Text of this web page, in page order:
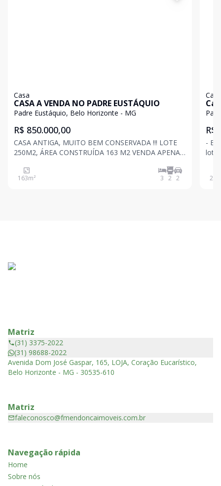
Casa
CASA A VENDA NO PADRE EUSTÁQUIO
Padre Eustáquio, Belo Horizonte - MG
R$ 850.000,00
CASA ANTIGA, MUITO BEM CONSERVADA !!! LOTE
250M2, ÁREA CONSTRUÍDA 163 M2 VENDA APENAS
LOCALIZAÇÃO DO BAIRRO PADRE EUSTÁQUIO! 2
VAGAS DE GARAGEM, POSSIBILIDADE DE FAZER
163m² 3 2 2
Casa
R$
-
lote
252
Matriz
(31) 3375-2022
(31) 98688-2022
Avenida Dom José Gaspar, 165, LOJA, Coração Eucarístico,
Belo Horizonte - MG - 30535-610
Matriz
faleconosco@fmendoncaimoveis.com.br
Navegação rápida
Home
Sobre nós